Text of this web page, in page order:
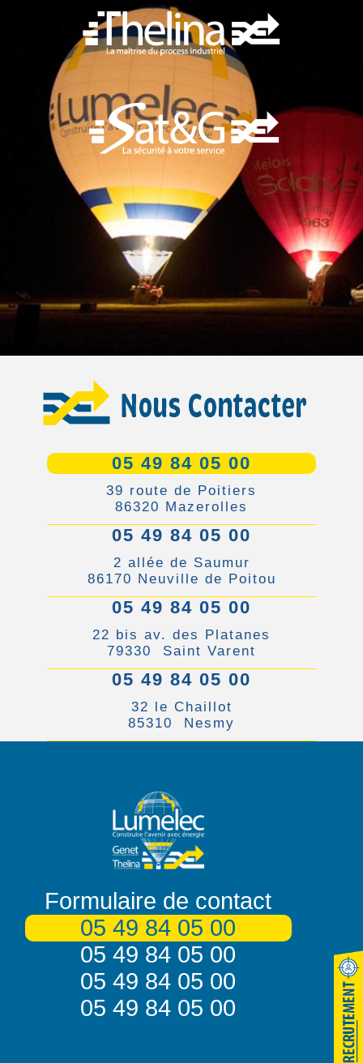
05 49 84 05 00
39 route de Poitiers
86320 Mazerolles
05 49 84 05 00
2 allée de Saumur
86170 Neuville de Poitou
05 49 84 05 00
22 bis av. des Platanes
79330 Saint Varent
05 49 84 05 00
32 le Chaillot
85310 Nesmy
Formulaire de contact
05 49 84 05 00
05 49 84 05 00
05 49 84 05 00
05 49 84 05 00